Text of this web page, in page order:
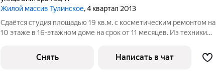
Жилой массив Тулинское, 4 квартал 2013
Сдаётся студия площадью 19 кв.м. с косметическим ремонтом на
10 этаже в 16-этажном доме на срок от 11 месяцев. Из техники
Микроволновка Дом - панельный, окна выходят на улицу. В
подъезде 2 лифта -
Снять Написать в чат